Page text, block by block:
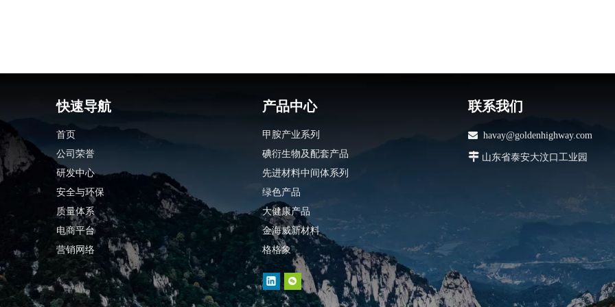
快速导航
首页
公司荣誉
研发中心
安全与环保
质量体系
电商平台
营销网络
产品中心
甲胺产业系列
碘衍生物及配套产品
先进材料中间体系列
绿色产品
大健康产品
金海威新材料
格格象
联系我们
 havay@goldenhighway.com
 山东省泰安大汶口工业园